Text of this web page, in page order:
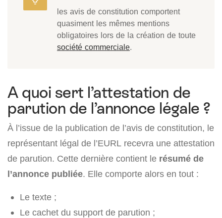
les avis de constitution comportent
quasiment les mêmes mentions
obligatoires lors de la création de toute
société commerciale.
A quoi sert l’attestation de
parution de l’annonce légale ?
À l’issue de la publication de l’avis de constitution, le
représentant légal de l’EURL recevra une attestation
de parution. Cette dernière contient le résumé de
l’annonce publiée. Elle comporte alors en tout :
Le texte ;
Le cachet du support de parution ;